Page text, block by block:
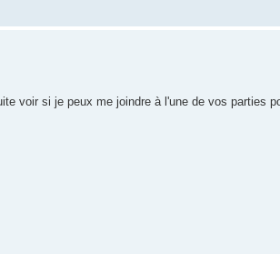
voir si je peux me joindre à l'une de vos parties